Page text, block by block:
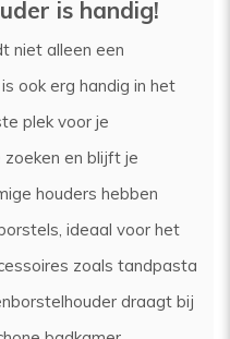
is handig!
niet alleen een
ook erg handig in het
plek voor je
en blijft je
houders hebben
ideaal voor het
zoals tandpasta
draagt bij